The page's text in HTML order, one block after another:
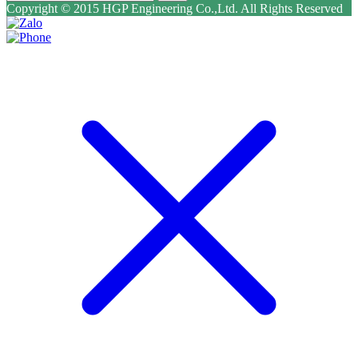
Copyright © 2015 HGP Engineering Co.,Ltd. All Rights Reserved